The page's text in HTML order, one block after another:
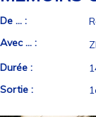
De ... :
Avec ... :
Durée :
Sortie :